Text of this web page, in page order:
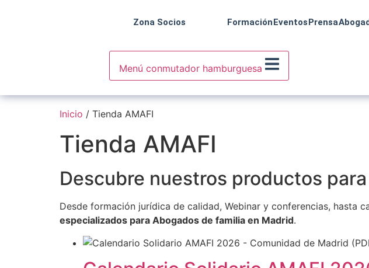
Zona Socios FormaciónEventosPrensa
Menú conmutador hamburguesa
Inicio / Tienda AMAFI
Tienda AMAFI
Descubre nuestros productos
Desde formación jurídica de calidad, Webinar y conferencias, hasta
especializados para Abogados de familia en Madrid.